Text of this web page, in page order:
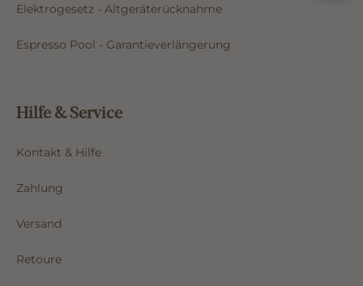
Elektrogesetz - Altgeräterücknahme
Espresso Pool - Garantieverlängerung
Hilfe & Service
Kontakt & Hilfe
Zahlung
Versand
Retoure